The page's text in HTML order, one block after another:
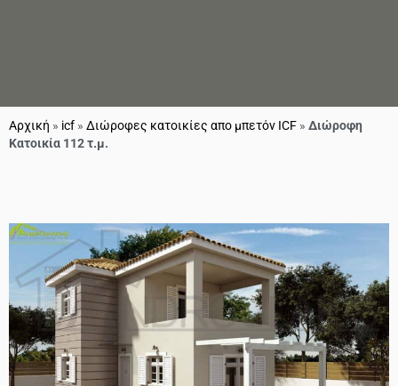
Αρχική » icf » Διώροφες κατοικίες απο μπετόν ICF » Διώροφη
Κατοικία 112 τ.μ.